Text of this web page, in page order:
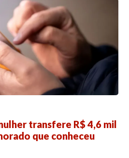
transfere R$ 4,6 mil
que conheceu